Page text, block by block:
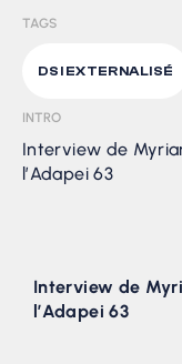
TAGS
DSI EXTERNALISÉ
INTRO
Interview de
l’Adapei 63
Interview de
l’Adapei 63